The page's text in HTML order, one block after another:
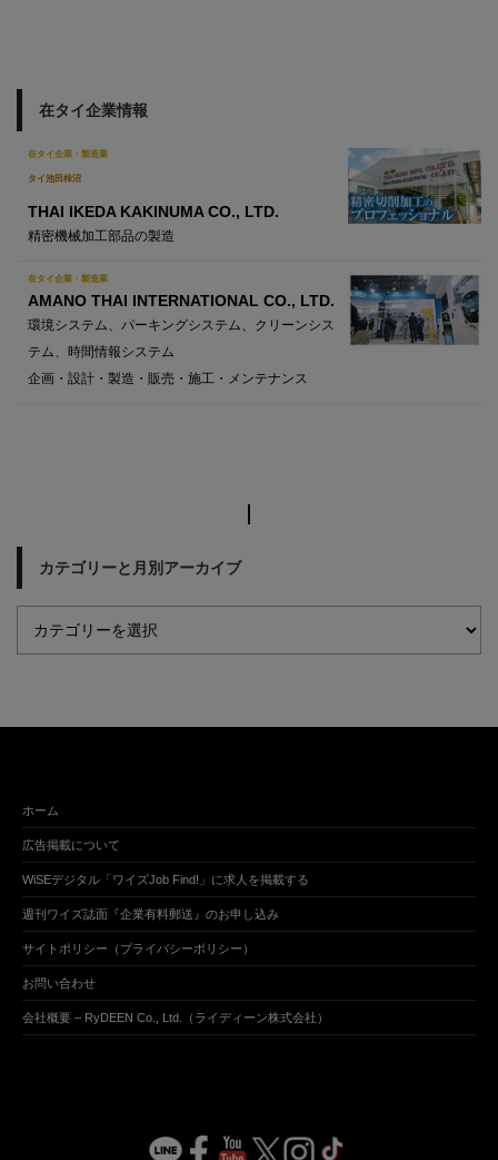
在タイ企業情報
在タイ企業・製造業
タイ池田柿沼
THAI IKEDA KAKINUMA CO., LTD.
精密機械加工部品の製造
在タイ企業・製造業
AMANO THAI INTERNATIONAL CO., LTD.
環境システム、パーキングシステム、クリーンシス
テム、時間情報システム
企画・設計・製造・販売・施工・メンテナンス
カテゴリーと月別アーカイブ
ホーム
広告掲載について
WiSEデジタル「ワイズJob Find!」に求人を掲載する
週刊ワイズ誌面『企業有料郵送』のお申し込み
サイトポリシー（プライバシーポリシー）
お問い合わせ
会社概要 – RyDEEN Co., Ltd.（ライディーン株式会社）